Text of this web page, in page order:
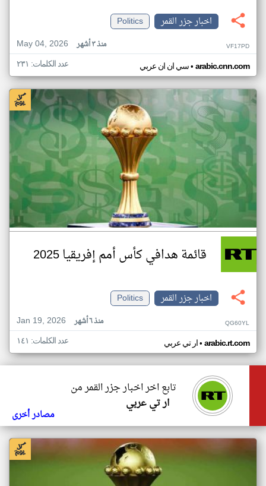
اخبار جزر القمر
Politics
May 04, 2026
منذ ٣ أشهر VF17PD
سي ان ان عربي• arabic.cnn.com عدد الكلمات: ٢٣١
قائمة هدافي كأس أمم إفريقيا 2025
اخبار جزر القمر
Politics
Jan 19, 2026
منذ ٦ أشهر QG60YL
ار تي عربي• arabic.rt.com عدد الكلمات: ١٤١
تابع اخر اخبار جزر القمر من
ار تي عربي
مصادر أخرى